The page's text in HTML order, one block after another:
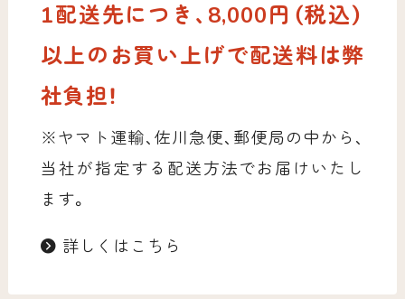
1配送先につき、8,000円（税込）
以上のお買い上げで配送料は弊
社負担！
※ヤマト運輸、佐川急便、郵便局の中から、
当社が指定する配送方法でお届けいたし
ます。
詳しくはこちら